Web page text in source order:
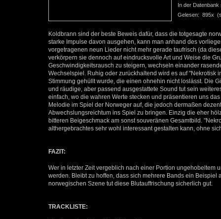
In der Datenbank
Gelesen: 895x
Koldbrann sind der beste Beweis dafür, dass die totgesagte
starke Impulse davon ausgehen, kann man anhand des
vorgetragenen neun Lieder nicht mehr gerade taufrisch (da
verkörpern sie dennoch auf eindrucksvolle Art und Weise die
Geschwindigkeitsrausch zu steigern, wechseln einander
Wechselspiel. Ruhig oder zurückhaltend wird es auf "Nekrotisk
Stimmung gehüllt wurde, die einen ohnehin nicht loslässt. Die
und räudige, aber passend ausgestattete Sound tut sein
einfach, wo die wahren Werte stecken und präsentieren uns
Melodie im Spiel der Norweger auf, die jedoch dermaßen
Abwechslungsreichtum ins Spiel zu bringen. Einzig die eher
bitteren Beigeschmack am sonst souveränen Gesamtbild.
althergebrachtes sehr wohl interessant gestalten kann, ohne
FAZIT:
Wer in letzter Zeit vergeblich nach einer Portion ungehobeltem
werden. Bleibt zu hoffen, dass sich mehrere Bands ein
norwegischen Szene tut diese Blutauffrischung sicherlich gut.
TRACKLISTE: